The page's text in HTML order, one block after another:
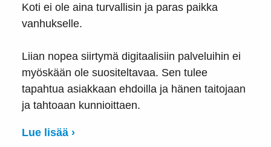
Koti ei ole aina turvallisin ja paras paikka
vanhukselle.
Liian nopea siirtymä digitaalisiin palveluihin ei
myöskään ole suositeltavaa. Sen tulee
tapahtua asiakkaan ehdoilla ja hänen taitojaan
ja tahtoaan kunnioittaen.
Lue lisää ›